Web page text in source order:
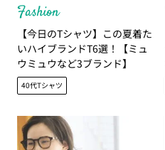
Fashion
【今日のTシャツ】この夏着た
いハイブランドT6選！【ミュ
ウミュウなど3ブランド】
40代Tシャツ